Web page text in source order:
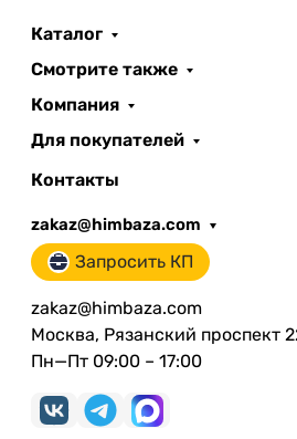
Каталог
Смотрите также
Компания
Для покупателей
Контакты
zakaz@himbaza.com
Запросить КП
zakaz@himbaza.com
Москва, Рязанский проспект
Пн—Пт 09:00 – 17:00